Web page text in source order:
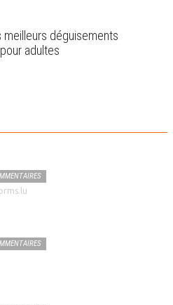
meilleurs déguisements
adultes